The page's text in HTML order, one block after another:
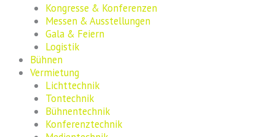
Kongresse & Konferenzen
Messen & Ausstellungen
Gala & Feiern
Logistik
Bühnen
Vermietung
Lichttechnik
Tontechnik
Bühnentechnik
Konferenztechnik